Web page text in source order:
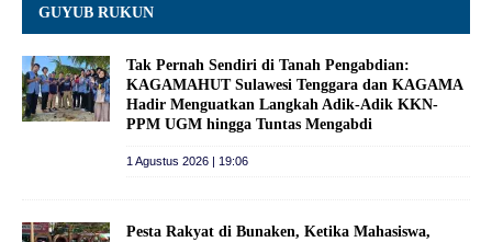
GUYUB RUKUN
Tak Pernah Sendiri di Tanah Pengabdian:
KAGAMAHUT Sulawesi Tenggara dan KAGAMA
Hadir Menguatkan Langkah Adik-Adik KKN-
PPM UGM hingga Tuntas Mengabdi
1 Agustus 2026 | 19:06
Pesta Rakyat di Bunaken, Ketika Mahasiswa,